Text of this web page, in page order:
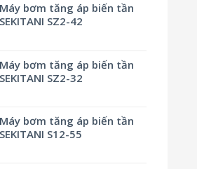
Máy bơm tăng áp biến tần
SEKITANI SZ2-42
Máy bơm tăng áp biến tần
SEKITANI SZ2-32
Máy bơm tăng áp biến tần
SEKITANI S12-55